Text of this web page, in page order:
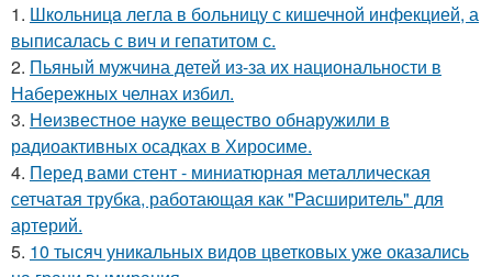
1. Шкoльницa легла в больницу с кишечной инфекцией, а
выписалась с вич и гепатитом с.
2. Пьяный мужчина детей из-за их национальности в
Набережных челнах избил.
3. Неизвестное науке вещество обнаружили в
радиоактивных осадках в Хиросиме.
4. Перед вами стент - миниатюрная металлическая
сетчатая трубка, работающая как "Расширитель" для
артерий.
5. 10 тысяч уникальных видов цветковых уже оказались